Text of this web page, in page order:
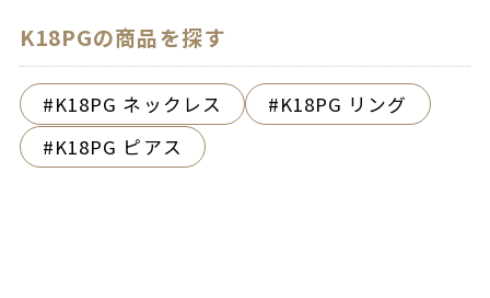
K18PGの商品を探す
K18PG ネックレス
K18PG リング
K18PG ピアス